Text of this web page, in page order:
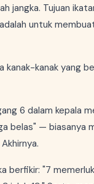
jangka. Tujuan
untuk
kanak-kanak yang
6 dalam kepala
belas" — biasanya
berfikir: "7